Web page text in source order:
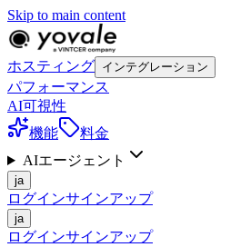
Skip to main content
ホスティング インテグレーション
パフォーマンス
AI可視性
機能
料金
AIエージェント
ja
ログインサインアップ
ja
ログインサインアップ